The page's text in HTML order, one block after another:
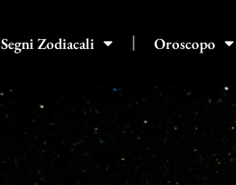
Segni Zodiacali Oroscopo